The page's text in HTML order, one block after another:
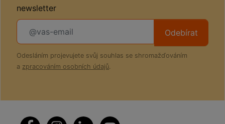
newsletter
Odebírat
Odesláním projevujete svůj souhlas se shromažďováním
a zpracováním osobních údajů.